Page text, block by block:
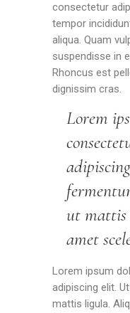
consectetur
tempor
aliqua. Quam
suspendisse in
Rhoncus est
dignissim cras.
Lorem
ut mattis
amet
Lorem ipsum
adipiscing elit.
mattis ligula.